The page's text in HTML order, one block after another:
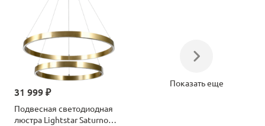
31 999 ₽
Подвесная светодиодная
люстра Lightstar Saturno
Показать еще